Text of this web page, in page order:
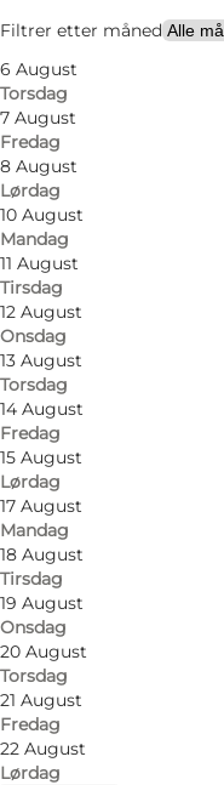
Filtrer etter måned
6 August
Torsdag
7 August
Fredag
8 August
Lørdag
10 August
Mandag
11 August
Tirsdag
12 August
Onsdag
13 August
Torsdag
14 August
Fredag
15 August
Lørdag
17 August
Mandag
18 August
Tirsdag
19 August
Onsdag
20 August
Torsdag
21 August
Fredag
22 August
Lørdag
Venner, Min
Midt i Odense
blomsterbutik
i fokus og hvor
floristisk
der med respekt
udtryk og med
og sæsonens
Hos Rod & Stilk
produkt, men et
bindes med fokus
levende udtryk, så
naturligt og
ofte fra naturen,
at skabe blomster,
unikke.